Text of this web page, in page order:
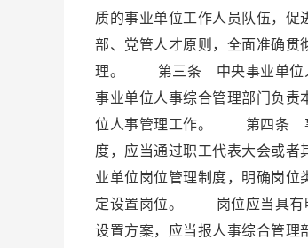
质的事业单位工作人员队伍，
部、党管人才原则，全面准确
理。 第三条 中央事业单位人
事业单位人事综合管理部门负
位人事管理工作。 第四条 事
度，应当通过职工代表大会
业单位岗位管理制度，明确岗
定设置岗位。 岗位应当具有
设置方案，应当报人事综合